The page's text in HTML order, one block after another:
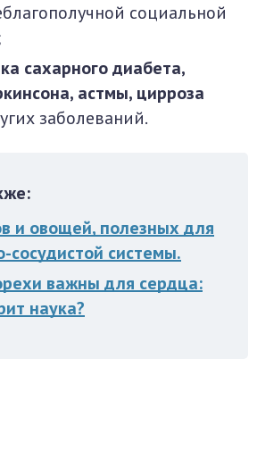
социальной
сахарного диабета,
астмы, цирроза
заболеваний.
и овощей, полезных для
сосудистой системы.
важны для сердца:
наука?